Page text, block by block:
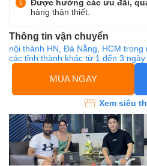
Được hưởng các ưu đãi,
hàng thân thiết.
Thông tin vận chuyển
nội thành HN, Đà Nẵng, HCM trong
các tỉnh thành khác từ 1 đến 3 ngày
MUA NGAY
Xem siêu